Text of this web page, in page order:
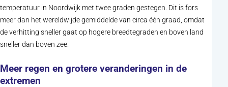
temperatuur in Noordwijk met twee graden gestegen. Dit is fors
meer dan het wereldwijde gemiddelde van circa één graad, omdat
de verhitting sneller gaat op hogere breedtegraden en boven land
sneller dan boven zee.
Meer regen en grotere veranderingen in de
extremen